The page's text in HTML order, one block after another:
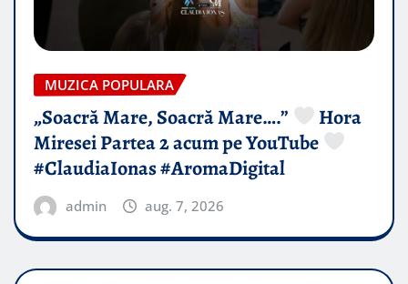
MUZICA POPULARA
„Soacră Mare, Soacră Mare….”
Hora
Miresei Partea 2 acum pe YouTube
#ClaudiaIonas #AromaDigital
admin aug. 7, 2026